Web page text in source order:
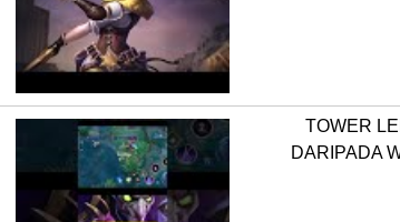
TOWER
DARIPADA